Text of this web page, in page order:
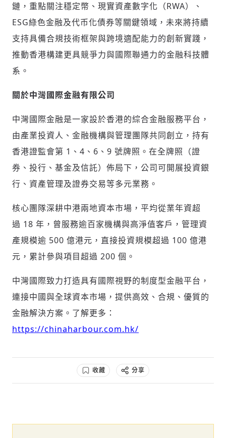
歡迎您加入《旭時報》
掌握國際政經脈動
參與下一波全球科技革命
驗證
鏈，重點關注穩定幣、現實資產數字化（RWA）、
ESG綠色金融及代币化債券等關鍵領域，未來將持續
支持具備合規技術框架與跨境適配能力的創新實踐，
推動香港構建更具競爭力與國際聯通力的金融科技體
系。
關於中灣國際金融有限公司
中灣國際金融是一家設於香港的綜合金融服務平台，
由產業投資人、金融機構與管理團隊共同創立，持有
香港證監會第 1、4、6、9 號牌照。在全牌照（證
券、投行、基金及信託）佈局下，公司可開展投資銀
行、資產管理及證券交易等多元業務。
核心團隊深耕中港兩地資本市場，平均從業年資超
過 18 年，曾服務逾百家機構與高淨值客戶，管理資
產規模逾 500 億港元，直接投資規模超過 100 億港
元，累計參與項目超過 200 個。
中灣國際致力打造具有國際視野的制度型金融平台，
連接中國與全球資本市場，提供高效、合規、優質的
金融解決方案。了解更多：
https://chinaharbour.com.hk/
收藏 分享